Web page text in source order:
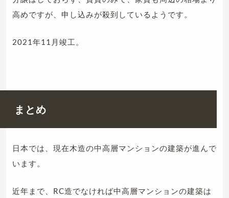
高めですが、申し込みが殺到しているようです。
2021年11月竣工。
まとめ
日本では、現在木造の中高層マンションの建築が進んで
います。
近年まで、RC造でなければ中高層マンションの建築は